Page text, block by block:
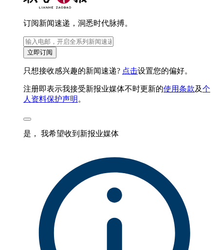
订阅新闻速递，洞悉时代脉搏。
立即订阅
只想接收感兴趣的新闻速递? 点击设置您的偏好。
注册即表示我接受新报业媒体不时更新的使用条款及个
人资料保护声明 。
是， 我希望收到新报业媒体